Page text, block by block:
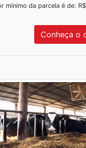
mínimo da parcela é de:
Conheça o